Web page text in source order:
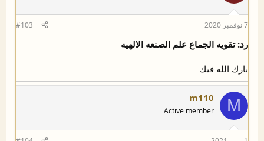
7 نوفمبر 2020 #103
رد: تقويه الجماع علم الصنعه الالهيه
بارك الله فيك
M
m110
Active member